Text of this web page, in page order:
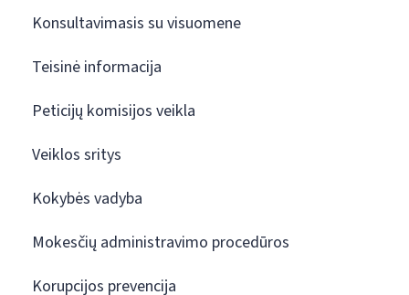
Konsultavimasis su visuomene
Teisinė informacija
Peticijų komisijos veikla
Veiklos sritys
Kokybės vadyba
Mokesčių administravimo procedūros
Korupcijos prevencija